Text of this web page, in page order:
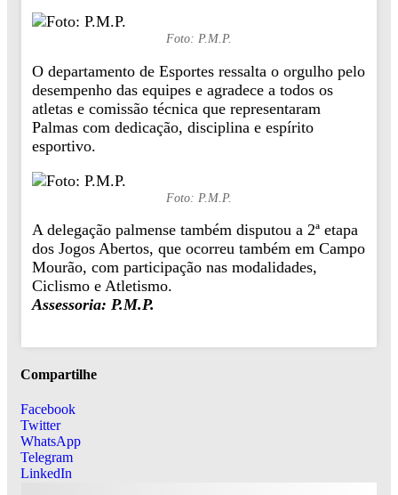
Foto: P.M.P.
O departamento de Esportes ressalta o orgulho pelo
desempenho das equipes e agradece a todos os
atletas e comissão técnica que representaram
Palmas com dedicação, disciplina e espírito
esportivo.
Foto: P.M.P.
A delegação palmense também disputou a 2ª etapa
dos Jogos Abertos, que ocorreu também em Campo
Mourão, com participação nas modalidades,
Ciclismo e Atletismo.
Assessoria: P.M.P.
Compartilhe
Facebook
Twitter
WhatsApp
Telegram
LinkedIn